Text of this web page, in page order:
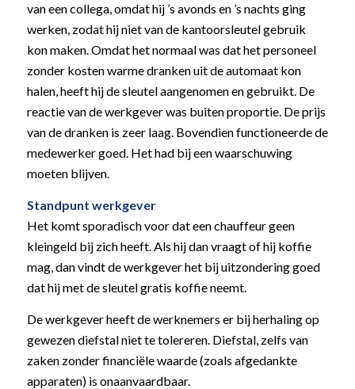
van een collega, omdat hij ’s avonds en ’s nachts ging
werken, zodat hij niet van de kantoorsleutel gebruik
kon maken. Omdat het normaal was dat het personeel
zonder kosten warme dranken uit de automaat kon
halen, heeft hij de sleutel aangenomen en gebruikt. De
reactie van de werkgever was buiten proportie. De prijs
van de dranken is zeer laag. Bovendien functioneerde de
medewerker goed. Het had bij een waarschuwing
moeten blijven.
Standpunt werkgever
Het komt sporadisch voor dat een chauffeur geen
kleingeld bij zich heeft. Als hij dan vraagt of hij koffie
mag, dan vindt de werkgever het bij uitzondering goed
dat hij met de sleutel gratis koffie neemt.
De werkgever heeft de werknemers er bij herhaling op
gewezen diefstal niet te tolereren. Diefstal, zelfs van
zaken zonder financiële waarde (zoals afgedankte
apparaten) is onaanvaardbaar.